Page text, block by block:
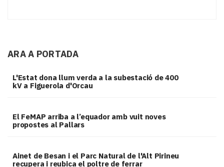
ARA A PORTADA
L'Estat dona llum verda a la subestació de 400
kV a Figuerola d'Orcau
El FeMAP arriba a l’equador amb vuit noves
propostes al Pallars
Ainet de Besan i el Parc Natural de l'Alt Pirineu
recupera i reubica el poltre de ferrar